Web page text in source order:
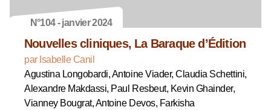
N°104 - janvier 2024
Nouvelles cliniques, La Baraque d’Édition
par Isabelle Canil
Agustina Longobardi, Antoine Viader, Claudia Schettini,
Alexandre Makdassi, Paul Resbeut, Kevin Ghainder,
Vianney Bougrat, Antoine Devos, Farkisha